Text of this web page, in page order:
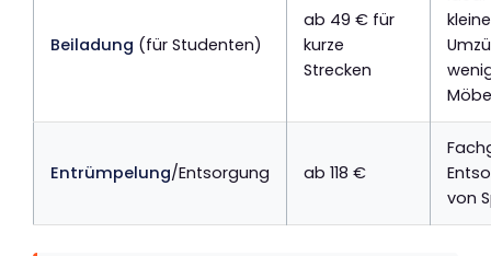
Beiladung (für Studenten)
ab 49 € für
kurze
Strecken
Entrümpelung/Entsorgung ab 118 €
von